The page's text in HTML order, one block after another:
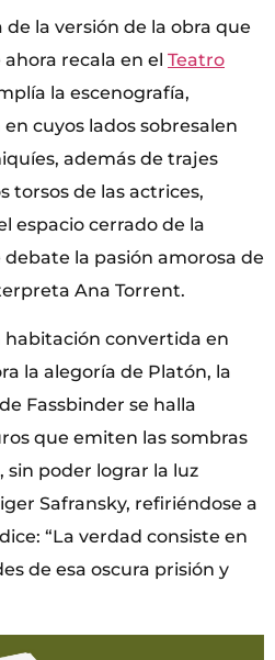
la versión de la obra que
recala en el Teatro
la escenografía,
cuyos lados sobresalen
además de trajes
torsos de las actrices,
espacio cerrado de la
la pasión amorosa de
Ana Torrent.
habitación convertida en
la alegoría de Platón, la
Fassbinder se halla
que emiten las sombras
sin poder lograr la luz
Safransky, refiriéndose a
“La verdad consiste en
de esa oscura prisión y